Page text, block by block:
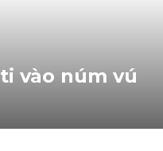
vào núm vú